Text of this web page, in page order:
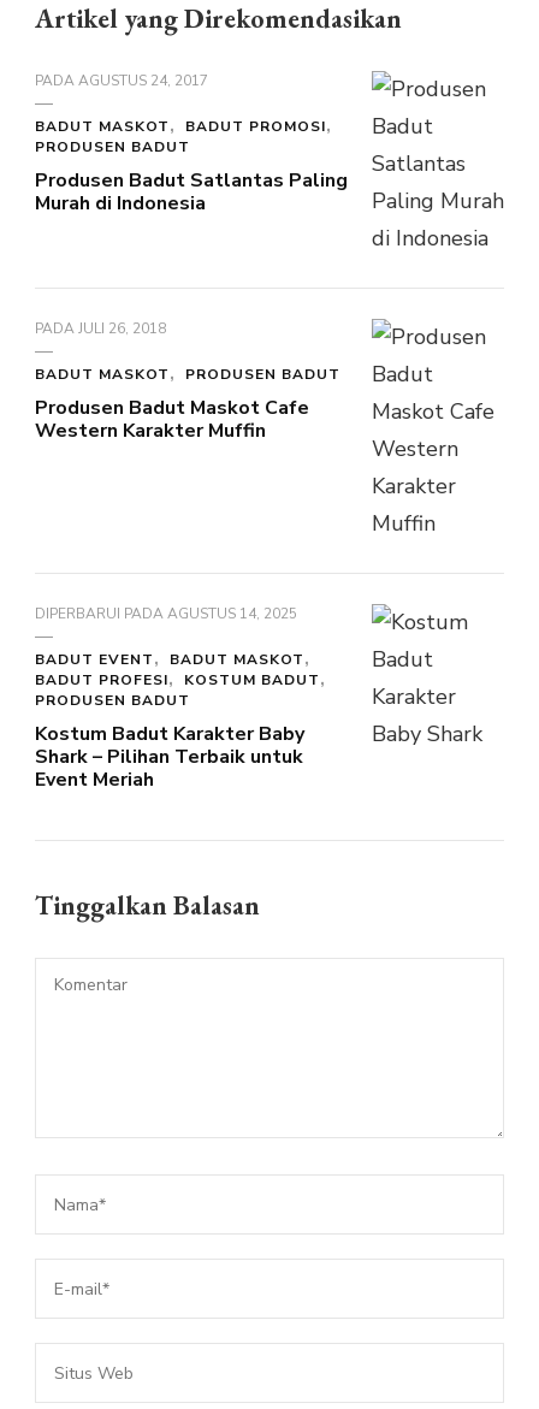
Artikel yang Direkomendasikan
PADAAGUSTUS 24, 2017
BADUT MASKOT
BADUT PROMOSI
PRODUSEN BADUT
Produsen Badut Satlantas Paling
Murah di Indonesia
PADAJULI 26, 2018
BADUT MASKOT PRODUSEN BADUT
Produsen Badut Maskot Cafe
Western Karakter Muffin
DIPERBARUI PADAAGUSTUS 14, 2025
BADUT EVENT
BADUT MASKOT
BADUT PROFESI
KOSTUM BADUT
PRODUSEN BADUT
Kostum Badut Karakter Baby
Shark – Pilihan Terbaik untuk
Event Meriah
Tinggalkan Balasan